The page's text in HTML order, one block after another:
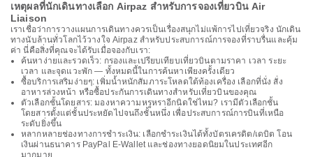
เหตุผลที่นักเดินทางเลือก Airpaz สำหรับการจองเที่ยวบิน Air
Liaison
เราเชื่อว่าการวางแผนการเดินทางควรเป็นเรื่องสนุกไม่แพ้การไปเที่ยวจริง นักเดิน
ทางนับล้านทั่วโลกไว้วางใจ Airpaz สำหรับประสบการณ์การจองที่ราบรื่นและคุ้ม
ค่า นี่คือสิ่งที่คุณจะได้รับเมื่อจองกับเรา:
ค้นหาง่ายและรวดเร็ว: กรองและเปรียบเทียบเที่ยวบินตามราคา เวลา ระยะ
เวลา และจุดแวะพัก — ทั้งหมดนี้ในการค้นหาเพียงครั้งเดียว
ซื้อบริการเสริมง่ายๆ: เพิ่มน้ำหนักสัมภาระโหลดใต้ท้องเครื่อง เลือกที่นั่ง สั่ง
อาหารล่วงหน้า หรือซื้อประกันการเดินทางสำหรับเที่ยวบินของคุณ
ตัวเลือกชั้นโดยสาร: มองหาความหรูหราอีกนิดใช่ไหม? เรามีตัวเลือกชั้น
โดยสารตั้งแต่ชั้นประหยัดไปจนถึงชั้นหนึ่ง เพื่อประสบการณ์การบินที่เหนือ
ระดับยิ่งขึ้น
หลากหลายช่องทางการชำระเงิน: เลือกชำระเงินได้ทั้งบัตรเครดิต/เดบิต โอน
เงินผ่านธนาคาร PayPal E-Wallet และช่องทางยอดนิยมในประเทศอีก
มากมาย